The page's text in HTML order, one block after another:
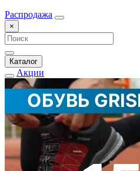
Распродажа
×
Каталог
Акции